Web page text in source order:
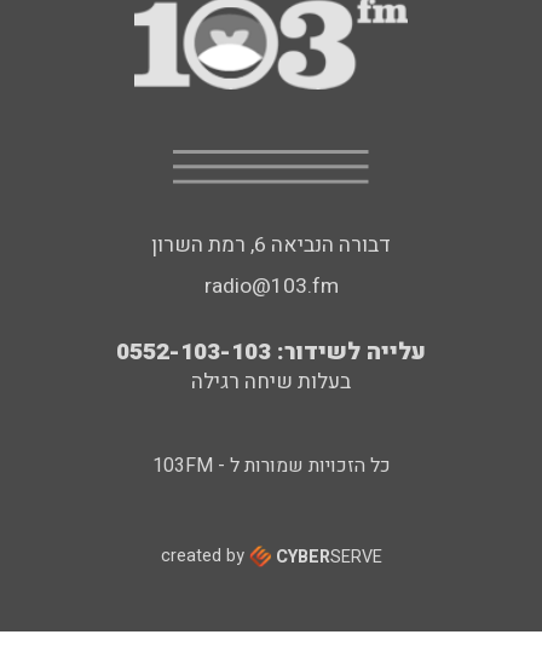
דבורה הנביאה 6, רמת השרון
radio@103.fm
עלייה לשידור: 0552-103-103
בעלות שיחה רגילה
כל הזכויות שמורות ל - 103FM
created by CYBERSERVE